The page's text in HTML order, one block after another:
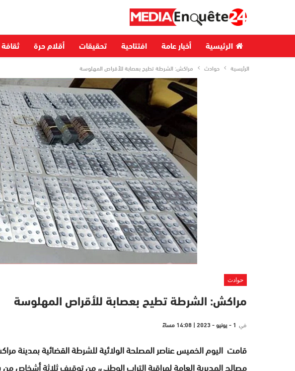
الرئيسية أخبار عامة افتتاحية تحقيقات أقلام حرة
الرئيسية حوادث مراكش: الشرطة تطيح بعصابة للأقراص المهلوسة
حوادث
مراكش: الشرطة تطيح بعصابة للأقراص المهلوسة
في 1 - يونيو - 2023 | 14:08 مساءً
قامت اليوم الخميسعناصر المصلحة الولائية للشرطة القضائية بمدينة